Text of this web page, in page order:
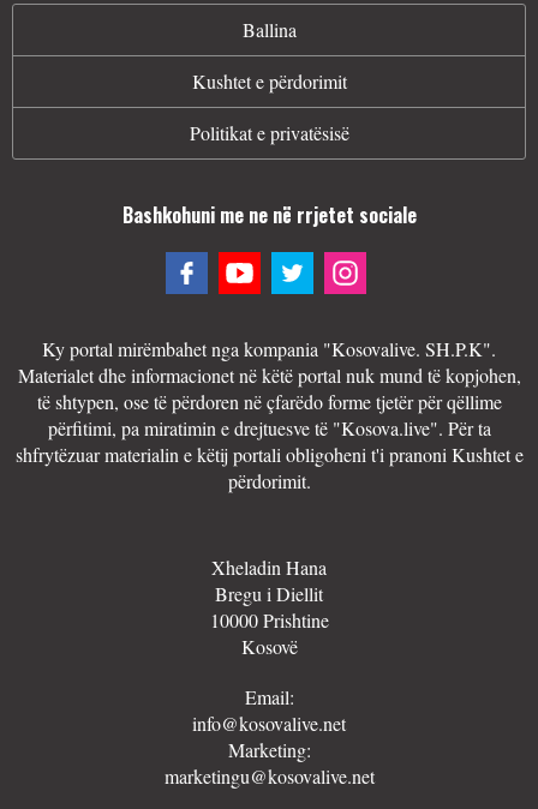
Ballina
Kushtet e përdorimit
Politikat e privatësisë
Bashkohuni me ne në rrjetet sociale
Ky portal mirëmbahet nga kompania "Kosovalive. SH.P.K".
Materialet dhe informacionet në këtë portal nuk mund të kopjohen,
të shtypen, ose të përdoren në çfarëdo forme tjetër për qëllime
përfitimi, pa miratimin e drejtuesve të "Kosova.live". Për ta
shfrytëzuar materialin e këtij portali obligoheni t'i pranoni Kushtet e
përdorimit.
Xheladin Hana
Bregu i Diellit
10000 Prishtine
Kosovë
Email:
info@kosovalive.net
Marketing:
marketingu@kosovalive.net